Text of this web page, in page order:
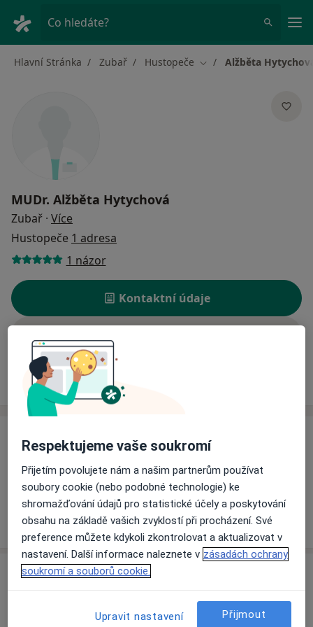
Co hledáte?
Hlavní Stránka Zubař Hustopeče Změna města
Alžběta
MUDr. Alžběta Hytychová
Zubař · Více
Hustopeče 1 adresa
1 názor
Kontaktní údaje
Ceník Adresy
Ceník
Informace o službách a cenách nejsou k dispozici
Tento specialista ještě nepřidával žádné informace o
svých službách.
Adresa
Dukelské náměstí 29, Hustopeče
Respektujeme vaše soukromí
Přijetím povolujete nám a našim partnerům používat
soubory cookie (nebo podobné technologie) ke
shromažďování údajů pro statistické účely a poskytování
obsahu na základě vašich zvyklostí při procházení. Své
preference můžete kdykoli zkontrolovat a aktualizovat v
nastavení. Další informace naleznete v zásadách ochrany
soukromí a souborů cookie.
Upravit nastavení Přijmout